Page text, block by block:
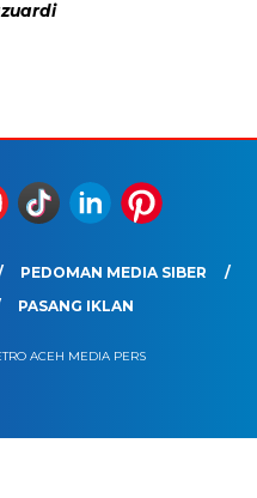
PEDOMAN MEDIA SIBER
PASANG IKLAN
ACEH MEDIA PERS